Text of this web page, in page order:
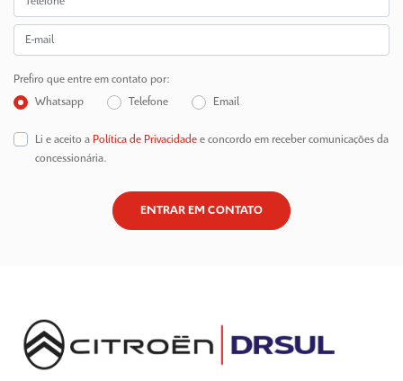
Prefiro que entre em contato por:
Whatsapp
Telefone Email
Li e aceito a Política de Privacidade e concordo em receber comunicações da
concessionária.
ENTRAR EM CONTATO